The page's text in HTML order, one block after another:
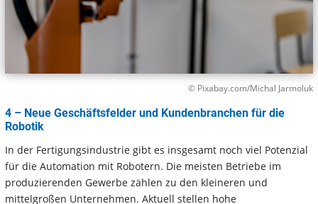
© Pixabay.com/Michal Jarmoluk
4 – Neue Geschäftsfelder und Kundenbranchen für die
Robotik
In der Fertigungsindustrie gibt es insgesamt noch viel Potenzial
für die Automation mit Robotern. Die meisten Betriebe im
produzierenden Gewerbe zählen zu den kleineren und
mittelgroßen Unternehmen. Aktuell stellen hohe